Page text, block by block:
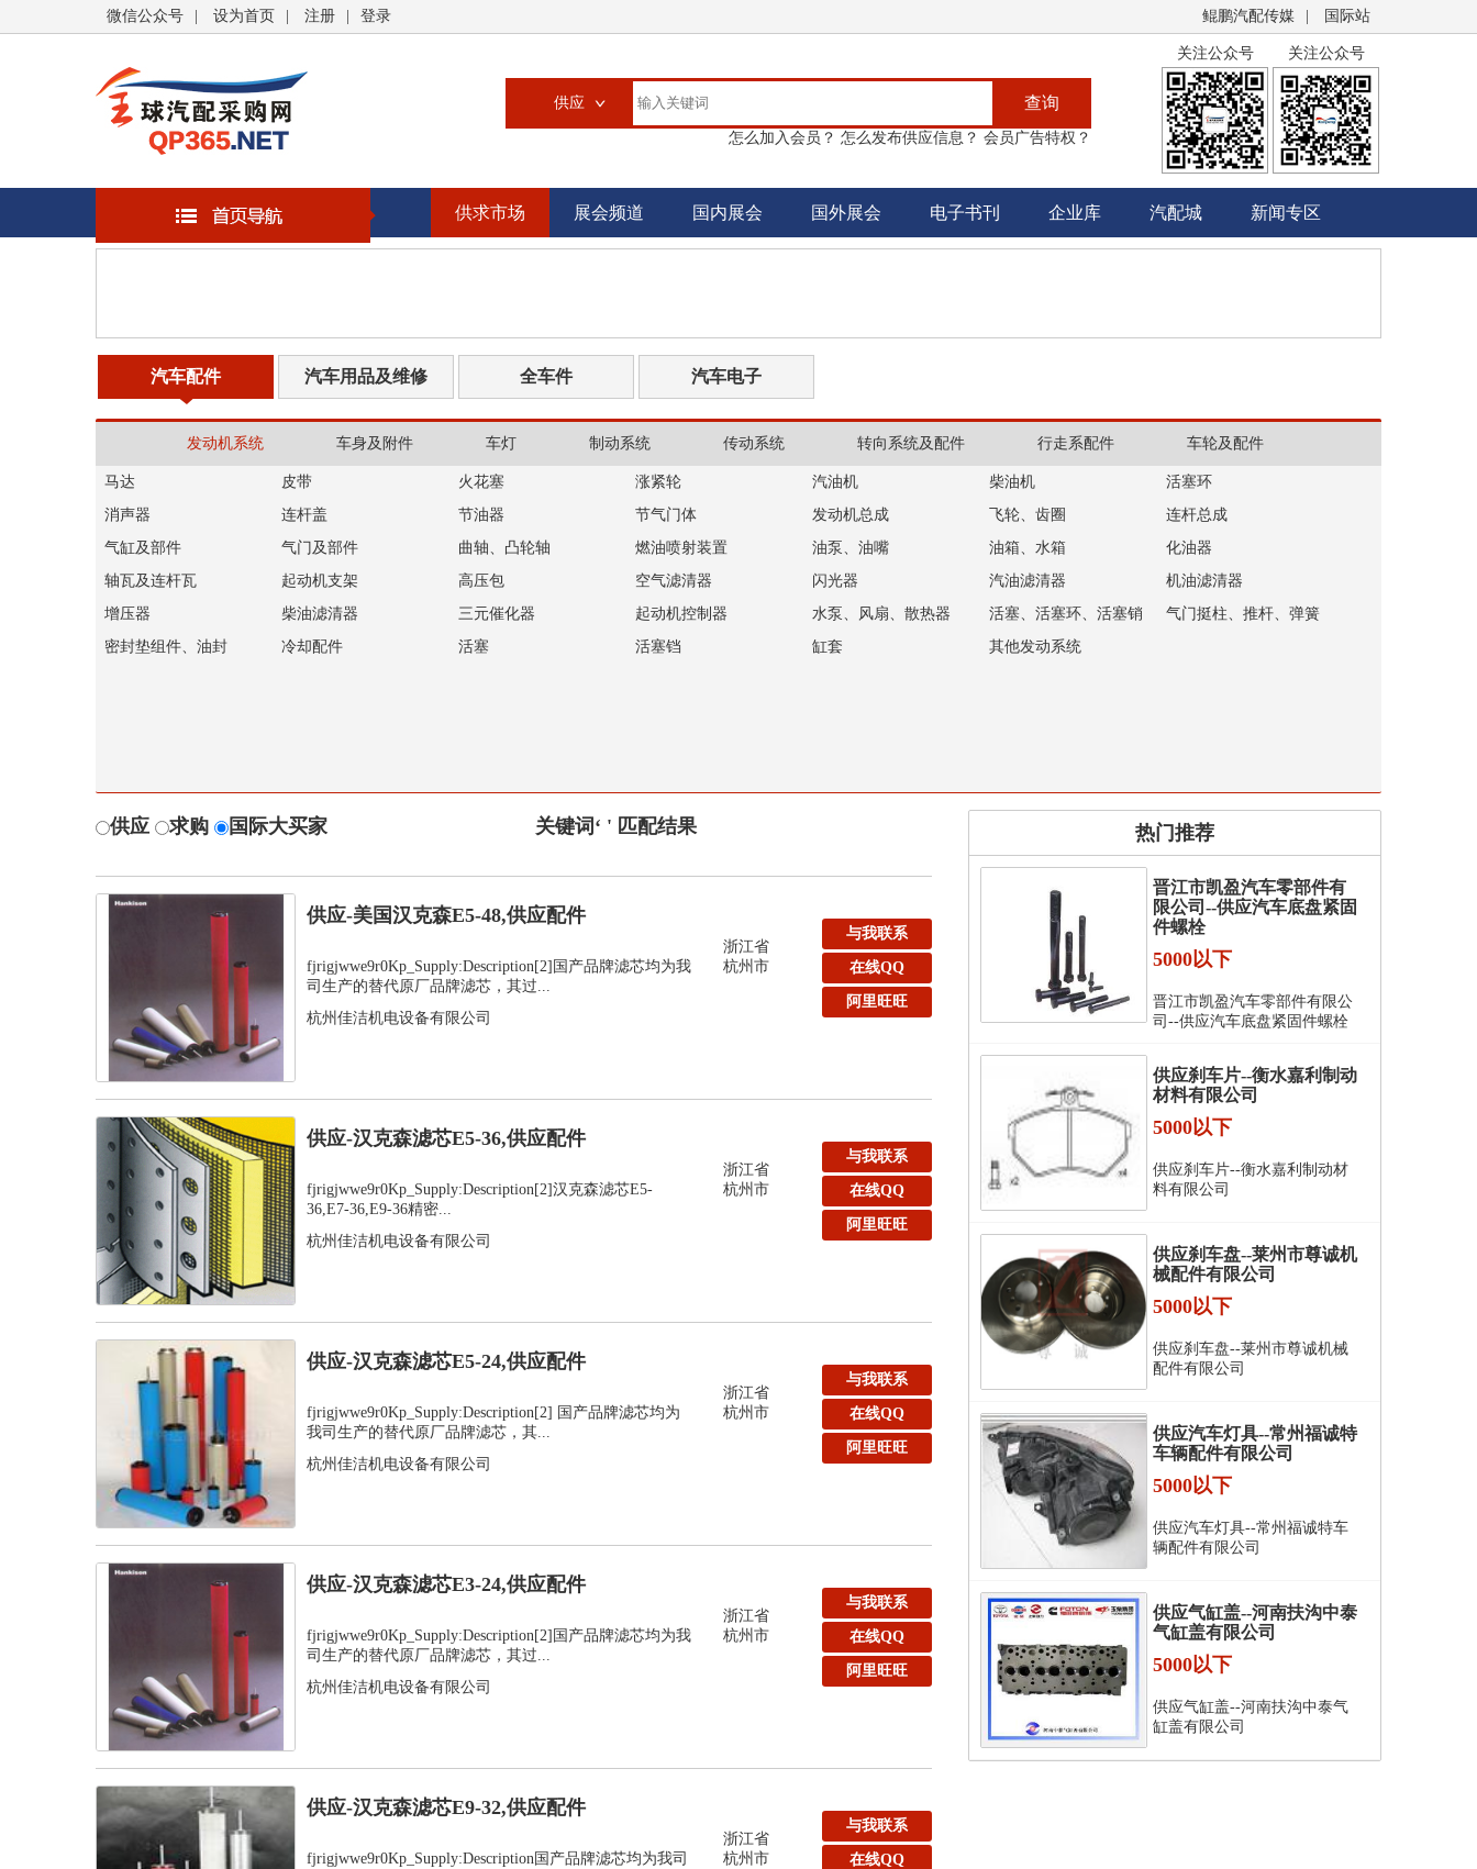
微信公众号 设为首页 注册 登录 鲲鹏汽配传媒 国际站
供应
求购
企业
书刊
查询
怎么加入会员？ 怎么发布供应信息？ 会员广告特权？
关注公众号 关注公众号
供求市场 展会频道 国内展会 国外展会 电子书刊 企业库 汽配城 新闻专区
汽车配件 汽车用品及维修 全车件 汽车电子
发动机系统 车身及附件 车灯 制动系统 传动系统 转向系统及配件 行走系配件 车轮及配件
马达 皮带 火花塞 涨紧轮 汽油机 柴油机
活塞环
消声器
连杆盖 节油器 节气门体 发动机总成 飞轮、齿圈
连杆总成
气缸及部件
气门及部件 曲轴、凸轮轴 燃油喷射装置 油泵、油嘴 油箱、水箱
化油器
轴瓦及连杆瓦
起动机支架 高压包 空气滤清器 闪光器 汽油滤清器
机油滤清器
增压器
柴油滤清器 三元催化器 起动机控制器 水泵、风扇、散热器 活塞、活塞环、活塞销
气门挺柱、推杆、弹簧
密封垫组件、油封
冷却配件 活塞 活塞铛 缸套 其他发动系统
供应 求购 国际大买家 关键词‘ ' 匹配结果
供应-美国汉克森E5-48,供应配件
fjrigjwwe9r0Kp_Supply:Description[2]国产品牌滤芯均为我
司生产的替代原厂品牌滤芯，其过...
杭州佳洁机电设备有限公司
浙江省
杭州市
与我联系
在线QQ
阿里旺旺
供应-汉克森滤芯E5-36,供应配件
fjrigjwwe9r0Kp_Supply:Description[2]汉克森滤芯E5-
36,E7-36,E9-36精密...
杭州佳洁机电设备有限公司
浙江省
杭州市
与我联系
在线QQ
阿里旺旺
供应-汉克森滤芯E5-24,供应配件
fjrigjwwe9r0Kp_Supply:Description[2] 国产品牌滤芯均为
我司生产的替代原厂品牌滤芯，其...
杭州佳洁机电设备有限公司
浙江省
杭州市
与我联系
在线QQ
阿里旺旺
供应-汉克森滤芯E3-24,供应配件
fjrigjwwe9r0Kp_Supply:Description[2]国产品牌滤芯均为我
司生产的替代原厂品牌滤芯，其过...
杭州佳洁机电设备有限公司
浙江省
杭州市
与我联系
在线QQ
阿里旺旺
供应-汉克森滤芯E9-32,供应配件
fjrigjwwe9r0Kp_Supply:Description国产品牌滤芯均为我司
浙江省
杭州市
与我联系
在线QQ
热门推荐
晋江市凯盈汽车零部件有
限公司--供应汽车底盘紧固
件螺栓
5000以下
晋江市凯盈汽车零部件有限公
司--供应汽车底盘紧固件螺栓
供应刹车片--衡水嘉利制动
材料有限公司
5000以下
供应刹车片--衡水嘉利制动材
料有限公司
供应刹车盘--莱州市尊诚机
械配件有限公司
5000以下
供应刹车盘--莱州市尊诚机械
配件有限公司
供应汽车灯具--常州福诚特
车辆配件有限公司
5000以下
供应汽车灯具--常州福诚特车
辆配件有限公司
供应气缸盖--河南扶沟中泰
气缸盖有限公司
5000以下
供应气缸盖--河南扶沟中泰气
缸盖有限公司